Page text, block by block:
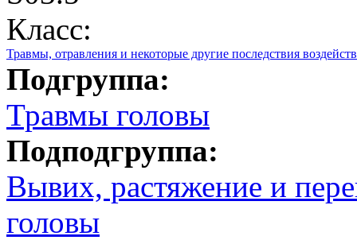
Класс:
Травмы, отравления и некоторые другие последствия
Подгруппа:
Травмы головы
Подподгруппа:
Вывих, растяжение и
головы